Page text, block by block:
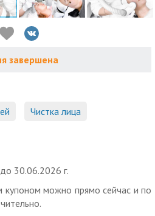
завершена
Чистка лица
30.06.2026 г.
купоном можно прямо сейчас и по